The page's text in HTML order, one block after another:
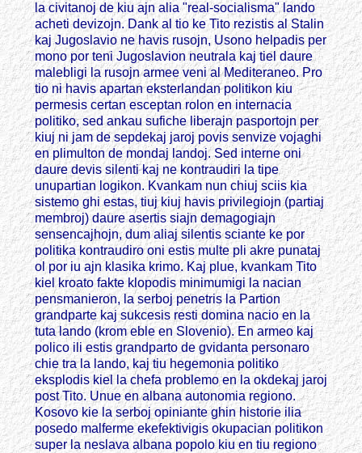
la civitanoj de kiu ajn alia "real-socialisma" lando
acheti devizojn. Dank al tio ke Tito rezistis al Stalin
kaj Jugoslavio ne havis rusojn, Usono helpadis per
mono por teni Jugoslavion neutrala kaj tiel daure
malebligi la rusojn armee veni al Mediteraneo. Pro
tio ni havis apartan eksterlandan politikon kiu
permesis certan esceptan rolon en internacia
politiko, sed ankau sufiche liberajn pasportojn per
kiuj ni jam de sepdekaj jaroj povis senvize vojaghi
en plimulton de mondaj landoj. Sed interne oni
daure devis silenti kaj ne kontraudiri la tipe
unupartian logikon. Kvankam nun chiuj sciis kia
sistemo ghi estas, tiuj kiuj havis privilegiojn (partiaj
membroj) daure asertis siajn demagogiajn
sensencajhojn, dum aliaj silentis sciante ke por
politika kontraudiro oni estis multe pli akre punataj
ol por iu ajn klasika krimo. Kaj plue, kvankam Tito
kiel kroato fakte klopodis minimumigi la nacian
pensmanieron, la serboj penetris la Partion
grandparte kaj sukcesis resti domina nacio en la
tuta lando (krom eble en Slovenio). En armeo kaj
polico ili estis grandparto de gvidanta personaro
chie tra la lando, kaj tiu hegemonia politiko
eksplodis kiel la chefa problemo en la okdekaj jaroj
post Tito. Unue en albana autonomia regiono.
Kosovo kie la serboj opiniante ghin historie ilia
posedo malferme ekefektivigis okupacian politikon
super la neslava albana popolo kiu en tiu regiono